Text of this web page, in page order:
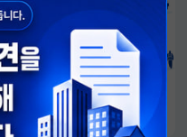
모두의 1년